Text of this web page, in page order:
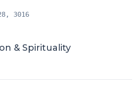
3016
& Spirituality